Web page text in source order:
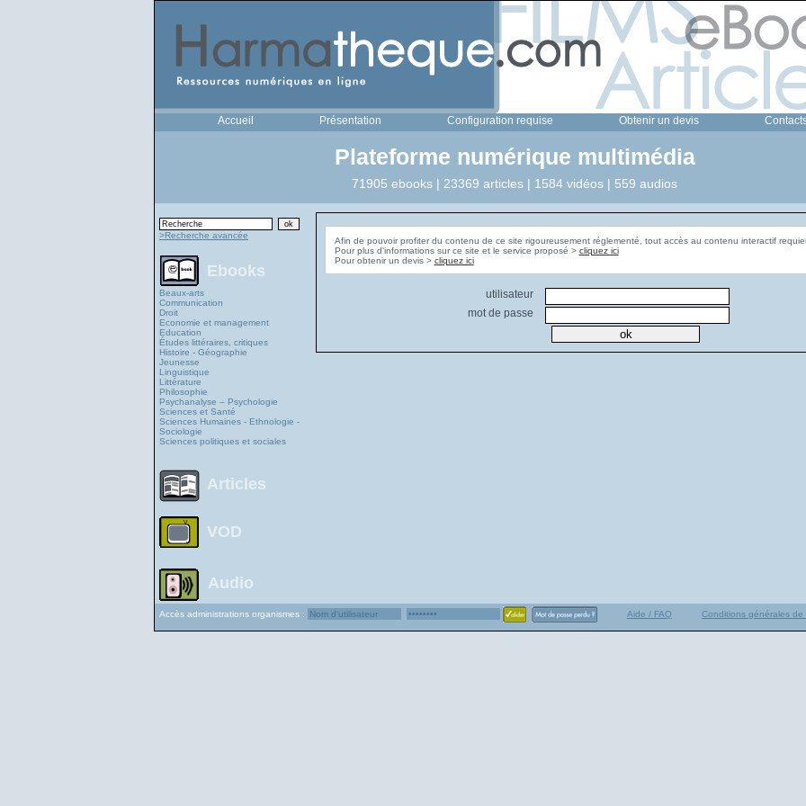
Accueil Présentation Configuration requise Obtenir un devis
Plateforme numérique multimédia
71905 ebooks | 23369 articles | 1584 vidéos | 559 audios
>Recherche avancée
Ebooks
Beaux-arts
Communication
Droit
Economie et management
Education
Études littéraires, critiques
Histoire - Géographie
Jeunesse
Linguistique
Littérature
Philosophie
Psychanalyse – Psychologie
Sciences et Santé
Sciences Humaines - Ethnologie -
Sociologie
Sciences politiques et sociales
Articles
VOD
Audio
Afin de pouvoir profiter du contenu de ce site rigoureusement réglementé, tout accès au contenu interactif
Pour plus d'informations sur ce site et le service proposé > cliquez ici
Pour obtenir un devis > cliquez ici
utilisateur
mot de passe
Accès administrations organismes : Aide / FAQ Conditions générales de